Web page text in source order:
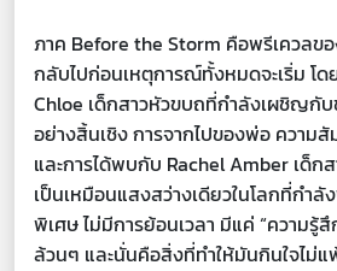
ภาค Before the Storm คือพรีเควลข
กลับไปก่อนเหตุการณ์ทั้งหมดจะเริ่ม โด
Chloe เด็กสาวหัวขบถที่กำลังเผชิญกั
อย่างสิ้นเชิง การจากไปของพ่อ ความ
และการได้พบกับ Rachel Amber เด็ก
เป็นเหมือนแสงสว่างเดียวในโลกที่กำ
พิเศษ ไม่มีการย้อนเวลา มีแค่ “ความรู้
ล้วนๆ และนั่นคือสิ่งที่ทำให้มันกินใจไม่